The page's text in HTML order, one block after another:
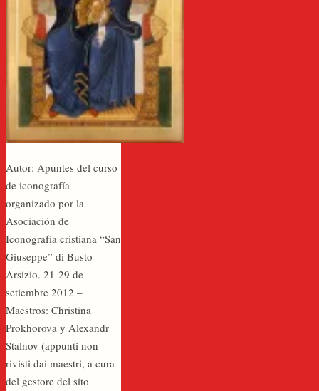
Autor: Apuntes del curso
de iconografía
organizado por la
Asociación de
Iconografía cristiana “San
Giuseppe” di Busto
Arsizio. 21-29 de
setiembre 2012 –
Maestros: Christina
Prokhorova y Alexandr
Stalnov (appunti non
rivisti dai maestri, a cura
del gestore del sito